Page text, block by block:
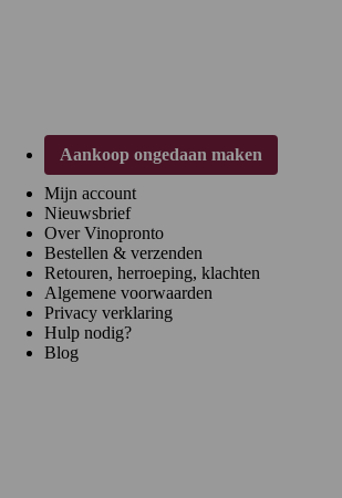
Aankoop ongedaan maken
Mijn account
Nieuwsbrief
Over Vinopronto
Bestellen & verzenden
Retouren, herroeping, klachten
Algemene voorwaarden
Privacy verklaring
Hulp nodig?
Blog